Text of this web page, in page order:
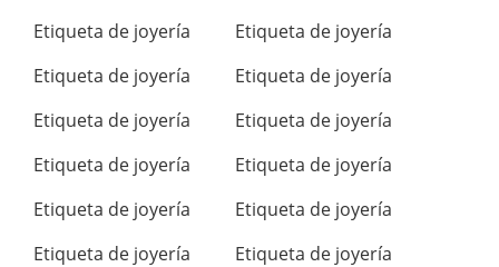
Etiqueta de joyería
Etiqueta de joyería
Etiqueta de joyería
Etiqueta de joyería
Etiqueta de joyería
Etiqueta de joyería
Etiqueta de joyería
Etiqueta de joyería
Etiqueta de joyería
Etiqueta de joyería
Etiqueta de joyería
Etiqueta de joyería